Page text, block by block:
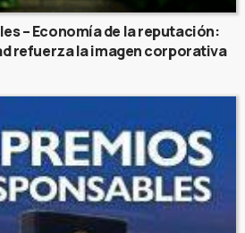
– Economía de la reputación:
refuerza la imagen corporativa